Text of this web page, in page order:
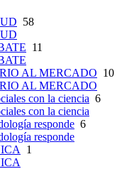
58
11
AL MERCADO 10
AL MERCADO
con la ciencia 6
con la ciencia
responde 6
responde
1